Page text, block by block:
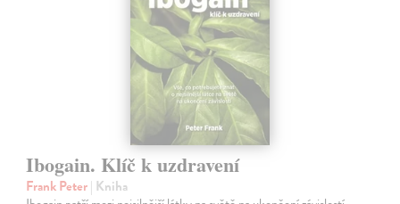
Ibogain. Klíč k uzdravení
Frank Peter| Kniha